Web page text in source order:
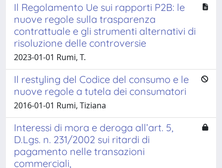
Il Regolamento Ue sui rapporti P2B: le
nuove regole sulla trasparenza
contrattuale e gli strumenti alternativi di
risoluzione delle controversie
2023-01-01 Rumi, T.
Il restyling del Codice del consumo e le
nuove regole a tutela dei consumatori
2016-01-01 Rumi, Tiziana
Interessi di mora e deroga all’art. 5,
D.Lgs. n. 231/2002 sui ritardi di
pagamento nelle transazioni
commerciali,